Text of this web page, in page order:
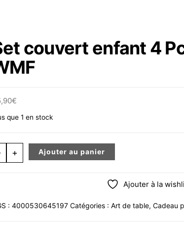
couvert enfant 4
€
que 1 en stock
quantité de Set couvert enfant 4 Pcs Princess
+ Ajouter au panier
Ajouter à la
: 4000530645197 Catégories : Art de table, Cadeau